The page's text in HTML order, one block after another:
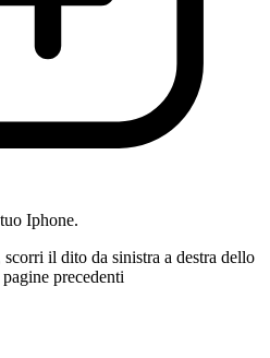
Iphone.
il dito da sinistra a destra dello
precedenti